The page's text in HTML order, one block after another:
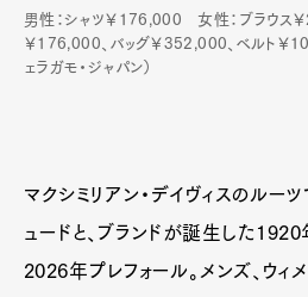
男性：シャツ￥176,000 女性：ブラウス￥
￥176,000、バッグ￥352,000、ベルト￥
ェラガモ・ジャパン）
マクシミリアン・デイヴィスのルー
ュードと、ブランドが誕生した
2026年プレフォール。メンズ、ウ